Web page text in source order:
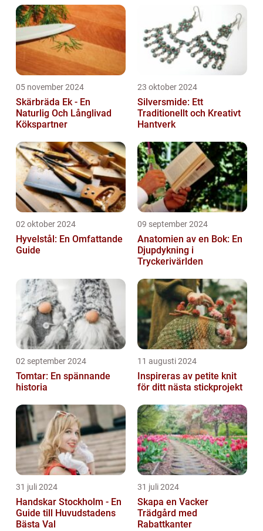
05 november 2024
Skärbräda Ek - En
Naturlig Och Långlivad
Kökspartner
23 oktober 2024
Silversmide: Ett
Traditionellt och Kreativt
Hantverk
02 oktober 2024
Hyvelstål: En Omfattande
Guide
09 september 2024
Anatomien av en Bok: En
Djupdykning i
Tryckerivärlden
02 september 2024
Tomtar: En spännande
historia
11 augusti 2024
Inspireras av petite knit
för ditt nästa stickprojekt
31 juli 2024
Handskar Stockholm - En
Guide till Huvudstadens
Bästa Val
31 juli 2024
Skapa en Vacker
Trädgård med
Rabattkanter